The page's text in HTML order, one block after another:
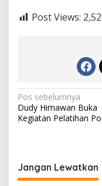
Post Views:
N
a
g
a
Pos sebelumnya
Dudy Himawan Buka
Kegiatan Pelatihan
Jangan Lewatkan